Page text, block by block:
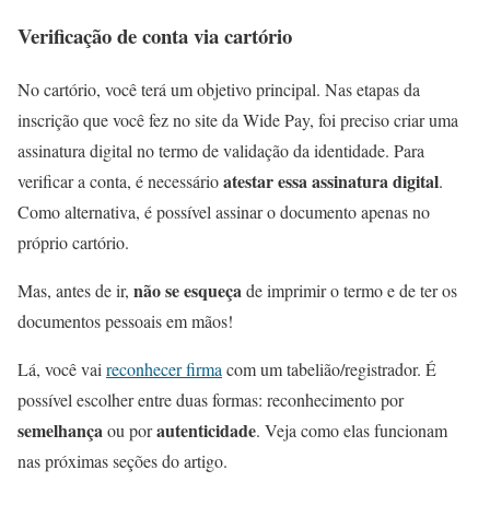
Verificação de conta via cartório
No cartório, você terá um objetivo principal. Nas etapas da
inscrição que você fez no site da Wide Pay, foi preciso criar uma
assinatura digital no termo de validação da identidade. Para
verificar a conta, é necessárioatestar essa assinatura digital.
Como alternativa, é possível assinar o documento apenas no
próprio cartório.
Mas, antes de ir, não se esqueça de imprimir o termo e de ter os
documentos pessoais em mãos!
Lá, você vai reconhecer firma com um tabelião/registrador. É
possível escolher entre duas formas: reconhecimento por
semelhança ou porautenticidade. Veja como elas funcionam
nas próximas seções do artigo.